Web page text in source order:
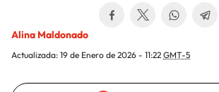
Alina Maldonado
Actualizada: 19 de Enero de 2026 - 11:22 GMT-5